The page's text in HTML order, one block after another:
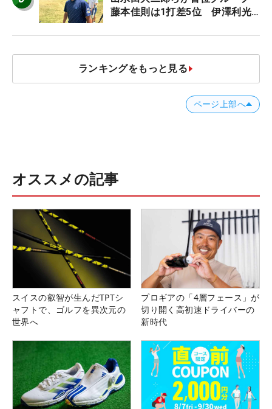
藤本佳則は1打差5位 伊澤利光
JOYX OPEN】
ランキングをもっと見る
ページ上部へ
オススメの記事
スイスの叡智が生んだTPTシ
ャフトで、ゴルフを異次元の
世界へ
プロギアの「4層フェース」が
切り開く高初速ドライバーの
新時代